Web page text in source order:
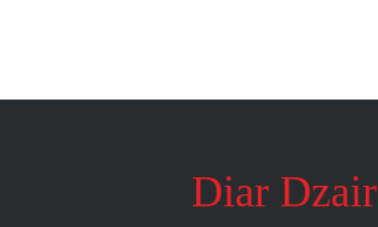
Diar Dzair